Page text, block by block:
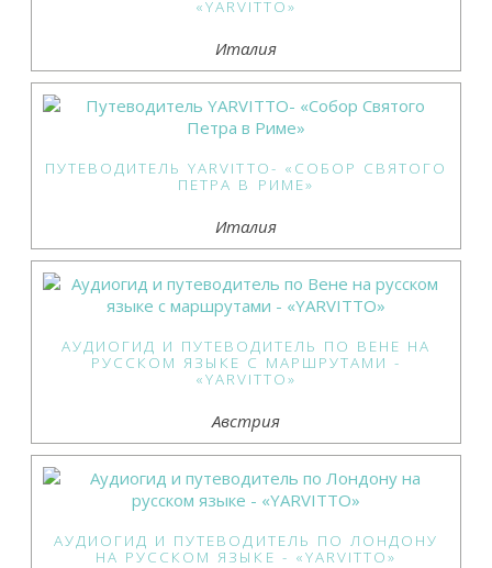
«YARVITTO»
Италия
ПУТЕВОДИТЕЛЬ YARVITTO- «СОБОР СВЯТОГО
ПЕТРА В РИМЕ»
Италия
АУДИОГИД И ПУТЕВОДИТЕЛЬ ПО ВЕНЕ НА
РУССКОМ ЯЗЫКЕ С МАРШРУТАМИ -
«YARVITTO»
Австрия
АУДИОГИД И ПУТЕВОДИТЕЛЬ ПО ЛОНДОНУ
НА РУССКОМ ЯЗЫКЕ - «YARVITTO»